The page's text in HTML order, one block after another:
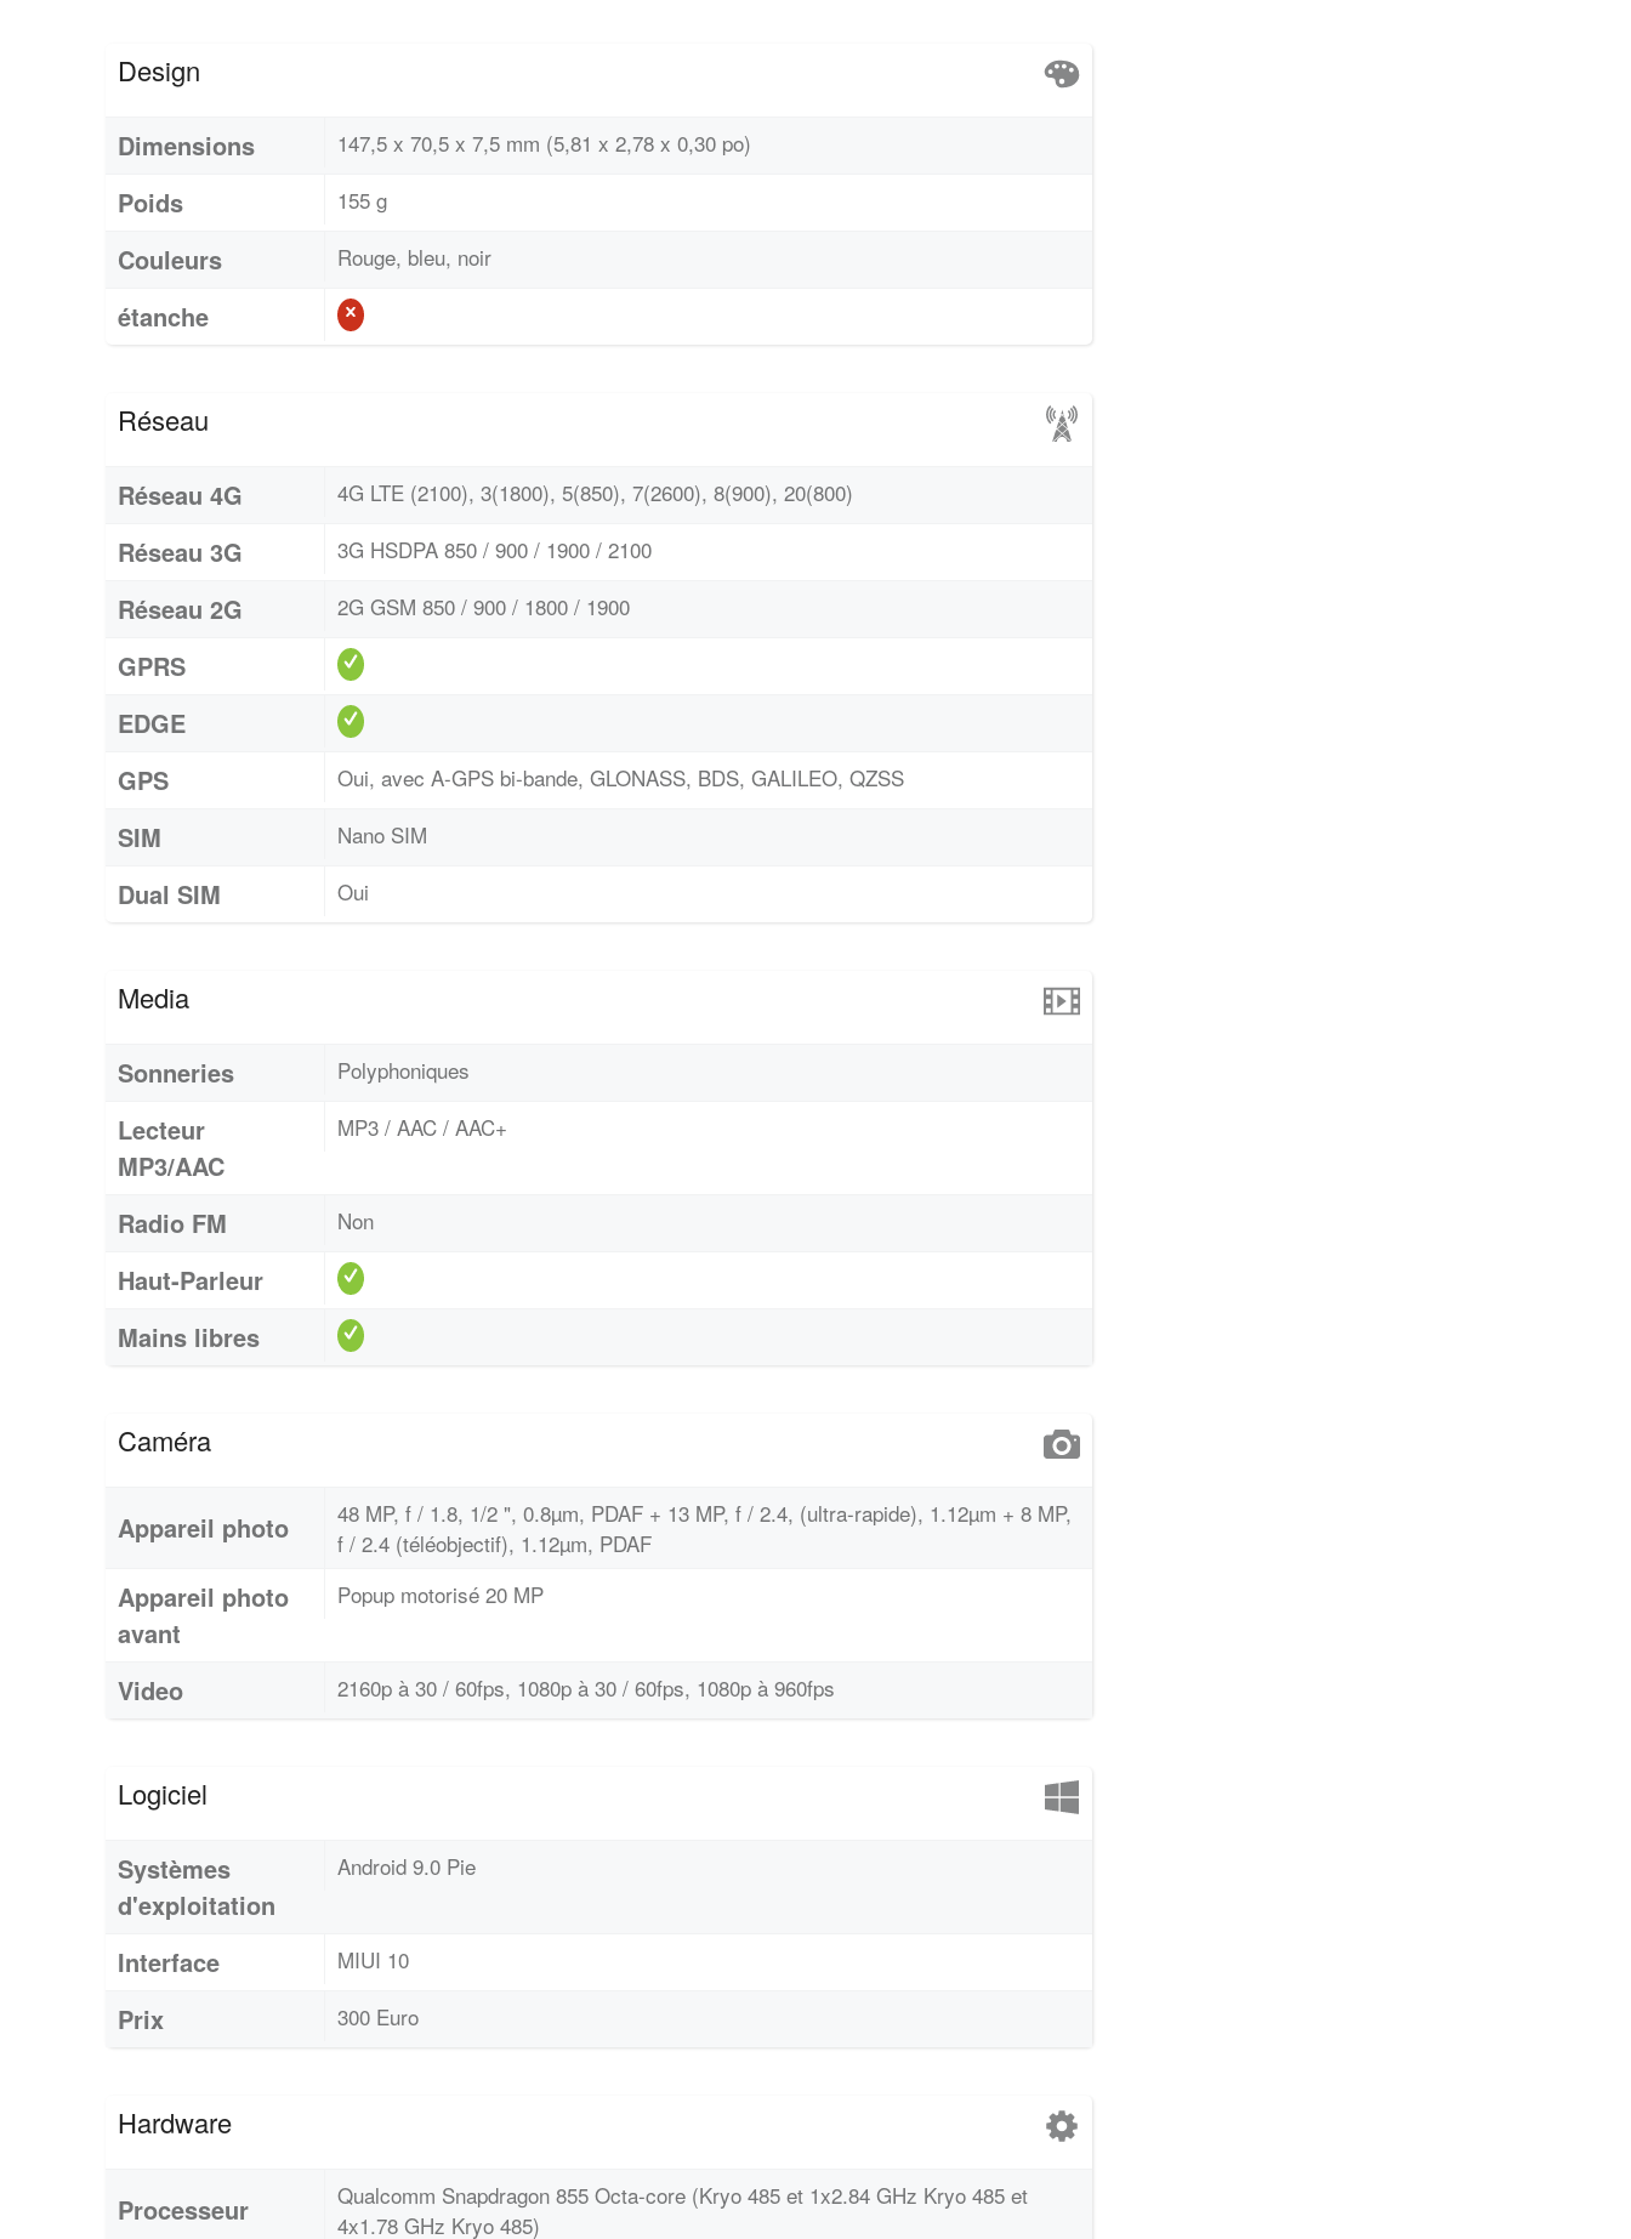
Design
Dimensions 147,5 x 70,5 x 7,5 mm (5,81 x 2,78 x 0,30 po)
Poids 155 g
Couleurs Rouge, bleu, noir
étanche
Réseau
Réseau 4G 4G LTE (2100), 3(1800), 5(850), 7(2600), 8(900), 20(800)
Réseau 3G 3G HSDPA 850 / 900 / 1900 / 2100
Réseau 2G 2G GSM 850 / 900 / 1800 / 1900
GPRS
EDGE
GPS
Oui, avec A-GPS bi-bande, GLONASS, BDS, GALILEO, QZSS
SIM Nano SIM
Dual SIM Oui
Media
Sonneries Polyphoniques
Lecteur
MP3/AAC
MP3 / AAC / AAC+
Radio FM Non
Haut-Parleur
Mains libres
Caméra
Appareil photo
48 MP, f / 1.8, 1/2 ", 0.8µm, PDAF + 13 MP, f / 2.4, (ultra-rapide), 1.12µm + 8 MP,
f / 2.4 (téléobjectif), 1.12µm, PDAF
Appareil photo
avant
Popup motorisé 20 MP
Video 2160p à 30 / 60fps, 1080p à 30 / 60fps, 1080p à 960fps
Logiciel
Systèmes
d'exploitation
Android 9.0 Pie
Interface MIUI 10
Prix 300 Euro
Hardware
Processeur
Qualcomm Snapdragon 855 Octa-core (Kryo 485 et 1x2.84 GHz Kryo 485 et
4x1.78 GHz Kryo 485)